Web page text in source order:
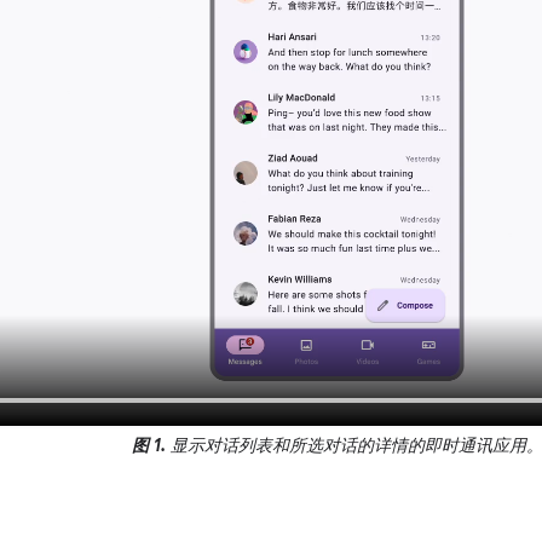
图 1. 显示对话列表和所选对话的详情的即时通讯应用。